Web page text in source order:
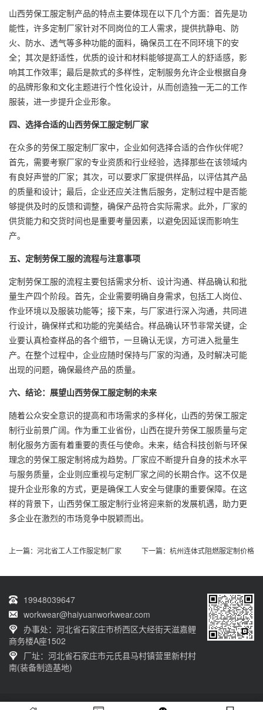
山西劳保工服定制产品的特点主要体现在以下几个方面：首先是功
能性，许多定制厂家针对不同岗位的工人需求，提供抗静电、防
火、防水、透气等多种功能的面料，确保员工在不同环境下的安
全；其次是舒适性，优质的设计和材料能够提高工人的舒适感，影
响其工作效率；最后是款式的多样性，定制服务允许企业根据自身
的品牌形象和文化主题进行个性化设计，从而创造独一无二的工作
服装，进一步提升企业形象。
四、选择合适的山西劳保工服定制厂家
在众多的劳保工服定制厂家中，企业如何选择合适的合作伙伴呢？
首先，需要考察厂家的专业资质和行业经验，选择那些在该领域内
有良好声誉的厂家；其次，可以要求厂家提供样品，以评估其产品
的质量和设计；最后，企业还应关注售后服务，定制过程中是否能
够提供及时的反馈和调整，确保产品符合实际需求。此外，厂家的
供货能力和交货时间也是重要考量因素，以避免因延误而影响生
产。
五、定制劳保工服的流程与注意事项
定制劳保工服的流程主要包括需求分析、设计沟通、样品确认和批
量生产四个阶段。首先，企业需要明确自身需求，包括工人岗位、
作业环境以及服装功能等；接下来，与厂家进行深入沟通，共同进
行设计，确保样式和功能的完美结合。样品确认环节非常关键，企
业要认真检查样品的各个细节，一旦确认无误，方可进入批量生
产。在整个过程中，企业应随时保持与厂家的沟通，及时解决可能
出现的问题，确保最终产品的质量。
六、结论：展望山西劳保工服定制的未来
随着公众安全意识的提高和市场需求的多样化，山西的劳保工服定
制行业前景广阔。作为重工业省份，山西在提升劳保工服质量与定
制化服务方面有着重要的责任与使命。未来，结合科技创新与环保
理念的劳保工服定制将成为趋势。厂家应不断提升自身的技术水平
与服务质量，企业则应重视与定制厂家之间的长期合作。这不仅是
提升企业形象的方式，更是确保工人安全与健康的重要保障。在这
样的背景下，山西劳保工服定制行业将迎来新的发展机遇，助力更
多企业在激烈的市场竞争中脱颖而出。
上一篇： 河北省工人工作服定制厂家 下一篇： 杭州连体式阻燃服定制价格
19948039647
workwear@haiyuanworkwear.com
办事处：河北省石家庄市桥西区大经街天滋嘉鲤
商务楼A座1502
厂址：河北省石家庄市元氏县马村镇营里新村村
南(装备制造基地)
20230601001版权归石家庄海源劳保有限公司所有 网站备案号： 冀ICP备